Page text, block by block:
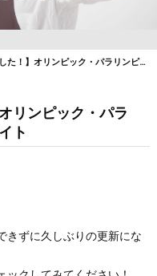
オリンピック・パラリンピックの誘導等アルバイト
リンピック・パラ
ト
きずに久しぶりの更新にな